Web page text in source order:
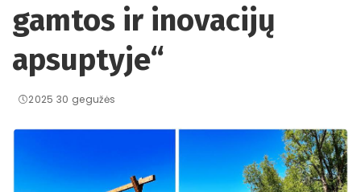
gamtos ir inovacijų
apsuptyje“
2025 30 gegužės